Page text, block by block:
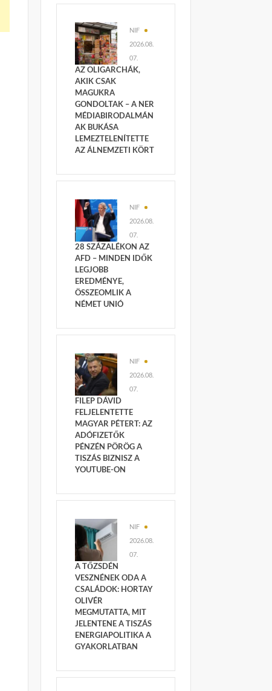
NIF
2026.08.
07.
AZ OLIGARCHÁK,
AKIK CSAK
MAGUKRA
GONDOLTAK – A NER
MÉDIABIRODALMÁN
AK BUKÁSA
LEMEZTELENÍTETTE
AZ ÁLNEMZETI KÖRT
NIF
2026.08.
07.
28 SZÁZALÉKON AZ
AFD – MINDEN IDŐK
LEGJOBB
EREDMÉNYE,
ÖSSZEOMLIK A
NÉMET UNIÓ
NIF
2026.08.
07.
FILEP DÁVID
FELJELENTETTE
MAGYAR PÉTERT: AZ
ADÓFIZETŐK
PÉNZÉN PÖRÖG A
TISZÁS BIZNISZ A
YOUTUBE-ON
NIF
2026.08.
07.
A TŐZSDÉN
VESZNÉNEK ODA A
CSALÁDOK: HORTAY
OLIVÉR
MEGMUTATTA, MIT
JELENTENE A TISZÁS
ENERGIAPOLITIKA A
GYAKORLATBAN